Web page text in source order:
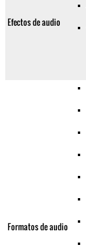
Efectos de audio
Formatos de audio